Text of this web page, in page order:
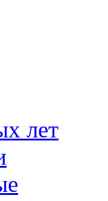
лет